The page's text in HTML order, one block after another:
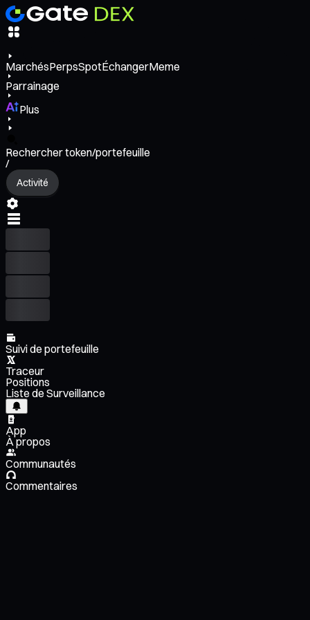
MarchésPerpsSpotÉchangerMeme
Parrainage
Plus
Rechercher token/portefeuille
/
Activité
Suivi de portefeuille
Traceur
Positions
Liste de Surveillance
App
À propos
Communautés
Commentaires